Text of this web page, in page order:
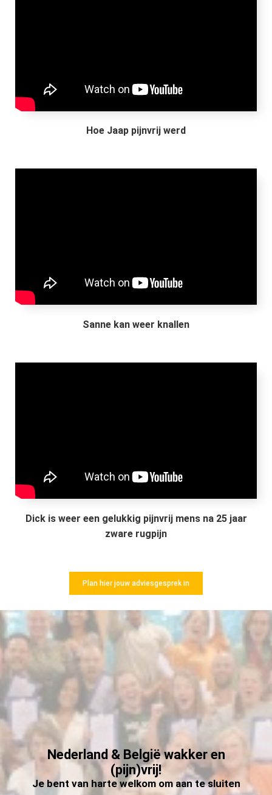
Hoe Jaap pijnvrij werd
Sanne kan weer knallen
Dick is weer een gelukkig pijnvrij mens na 25 jaar
zware rugpijn
Plan hier jouw adviesgesprek in
Nederland & België wakker en
(pijn)vrij!
Je bent van harte welkom om aan te sluiten